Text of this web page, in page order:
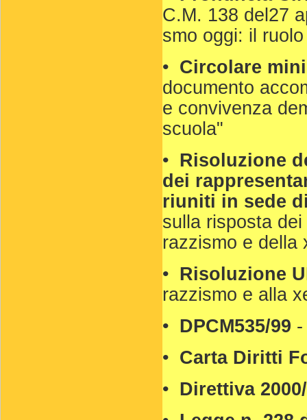
C.M. 138 del27
smo oggi: il
• Circolare
documento
e convivenza
scuola"
• Risoluzione
dei
riuniti in sede
sulla risposta
razzismo e della
• Risoluzione
razzismo e alla
• DPCM535/99
• Carta Diritti
• Direttiva